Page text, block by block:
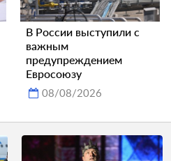
В России выступили с
важным
предупреждением
Евросоюзу
08/08/2026